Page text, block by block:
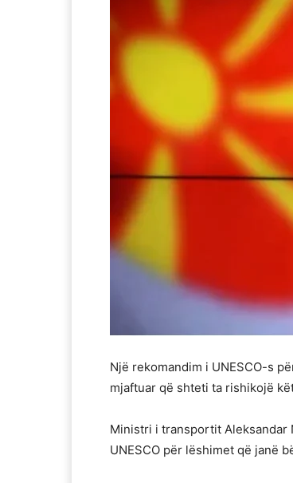
Një rekomandim i UNESCO-s
mjaftuar që shteti ta rishikojë
Ministri i transportit
UNESCO për lëshimet që janë